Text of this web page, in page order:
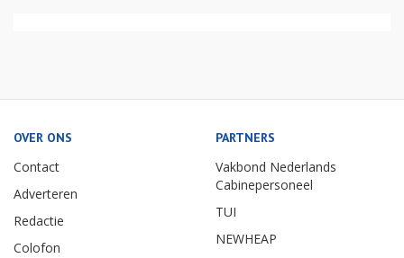
OVER ONS
Contact
Adverteren
Redactie
Colofon
PARTNERS
Vakbond Nederlands
Cabinepersoneel
TUI
NEWHEAP